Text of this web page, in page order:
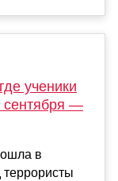
ученики
сентября —
в
террористы